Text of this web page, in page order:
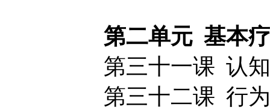
第二单元 基本
第三十一课 认知
第三十二课 行为